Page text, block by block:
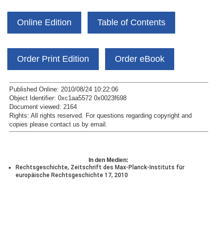
Online Edition Table of Contents
Order Print Edition Order eBook
Published Online: 2010/08/24 10:22:06
Object Identifier: 0xc1aa5572 0x0023f698
Document viewed: 2164
Rights: All rights reserved. For questions regarding copyright and
copies please contact us by email .
In den Medien:
Rechtsgeschichte, Zeitschrift des Max-Planck-Instituts für
europäische Rechtsgeschichte 17, 2010